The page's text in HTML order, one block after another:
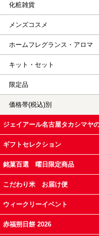
化粧雑貨
メンズコスメ
ホームフレグランス・アロマ
キット・セット
限定品
価格帯(税込)別
ジェイアール名古屋タカシマヤ
ギフトセレクション
銘菓百選 曜日限定商品
こだわり米 お届け便
ウィークリーイベント
赤福朔日餅 2026